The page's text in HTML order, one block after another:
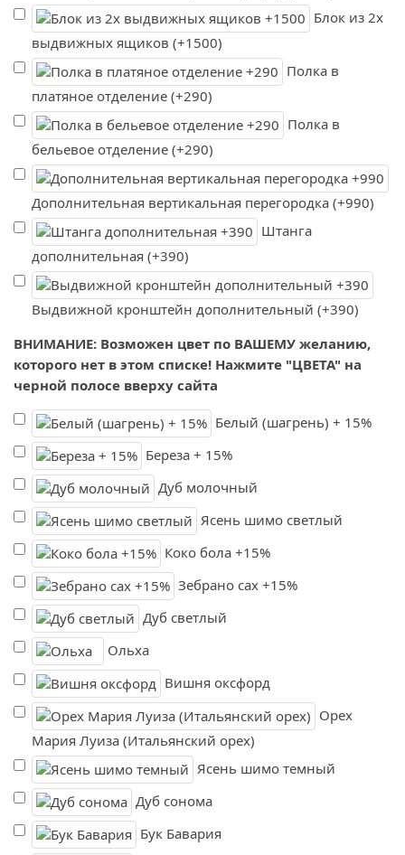
Блок из 2х
выдвижных ящиков (+1500)
Полка в
платяное отделение (+290)
Полка в
бельевое отделение (+290)
Дополнительная вертикальная перегородка (+990)
Штанга
дополнительная (+390)
Выдвижной кронштейн дополнительный (+390)
ВНИМАНИЕ: Возможен цвет по ВАШЕМУ желанию,
которого нет в этом списке! Нажмите "ЦВЕТА" на
черной полосе вверху сайта
Белый (шагрень) + 15%
Береза + 15%
Дуб молочный
Ясень шимо светлый
Коко бола +15%
Зебрано сах +15%
Дуб светлый
Ольха
Вишня оксфорд
Орех
Мария Луиза (Итальянский орех)
Ясень шимо темный
Дуб сонома
Бук Бавария